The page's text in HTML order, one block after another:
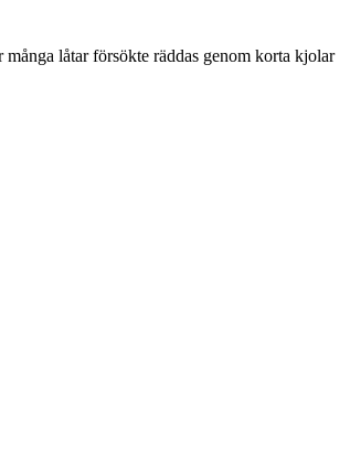
låtar försökte räddas genom korta kjolar